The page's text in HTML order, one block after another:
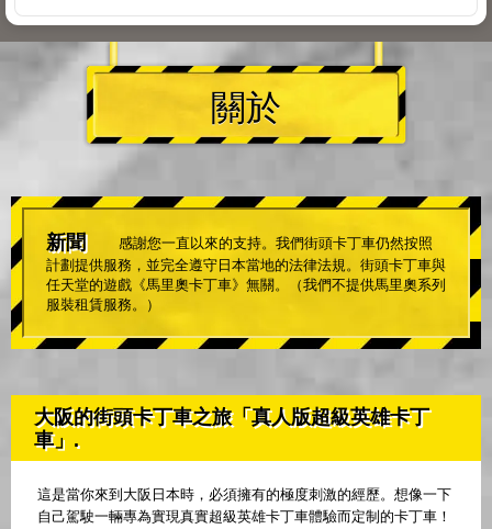
關於
新聞
感謝您一直以來的支持。我們街頭卡丁車仍然按照
計劃提供服務，並完全遵守日本當地的法律法規。街頭卡丁車與
任天堂的遊戲《馬里奧卡丁車》無關。（我們不提供馬里奧系列
服裝租賃服務。）
大阪的街頭卡丁車之旅「真人版超級英雄卡丁
車」.
這是當你來到大阪日本時，必須擁有的極度刺激的經歷。想像一下
自己駕駛一輛專為實現真實超級英雄卡丁車體驗而定制的卡丁車！